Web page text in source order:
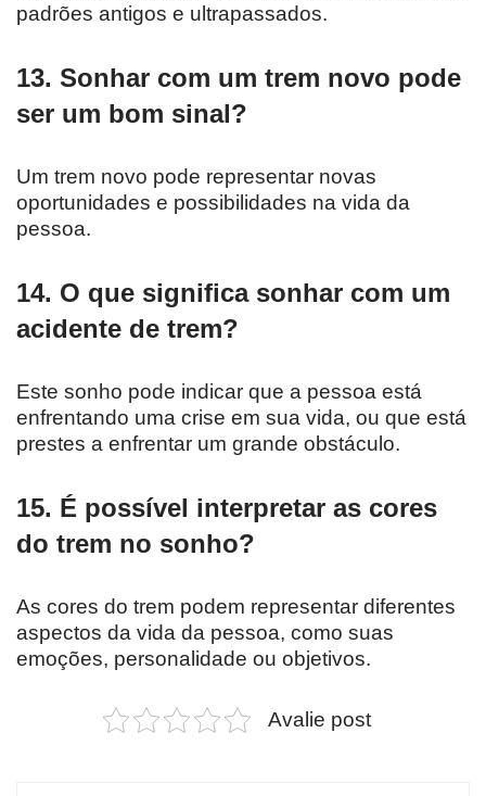
padrões antigos e ultrapassados.
13. Sonhar com um trem novo pode
ser um bom sinal?
Um trem novo pode representar novas
oportunidades e possibilidades na vida da
pessoa.
14. O que significa sonhar com um
acidente de trem?
Este sonho pode indicar que a pessoa está
enfrentando uma crise em sua vida, ou que está
prestes a enfrentar um grande obstáculo.
15. É possível interpretar as cores
do trem no sonho?
As cores do trem podem representar diferentes
aspectos da vida da pessoa, como suas
emoções, personalidade ou objetivos.
Avalie post